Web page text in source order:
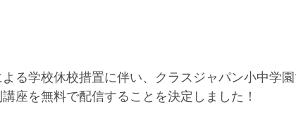
る学校休校措置に伴い、クラスジャパン小中学園
座を無料で配信することを決定しました！